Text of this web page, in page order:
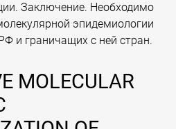
Заключение. Необходимо
эпидемиологии
и граничащих с ней стран.
MOLECULAR